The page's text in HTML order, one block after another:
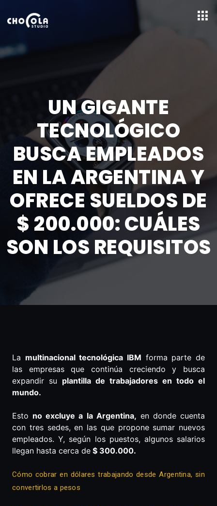
UN GIGANTE
TECNOLÓGICO
BUSCA EMPLEADOS
EN LA ARGENTINA Y
OFRECE SUELDOS DE
$ 200.000: CUÁLES
SON LOS REQUISITOS
La multinacional tecnológica IBM forma parte de
las empresas que continúa creciendo y busca
expandir su plantilla de trabajadores en todo el
mundo.
Esto no excluye a la Argentina, en donde cuenta
con tres sedes, en las que propone sumar nuevos
empleados. Y, según los puestos, algunos salarios
llegan hasta cerca de $ 300.000.
Cómo cobrar en dólares trabajando desde Argentina, sin
convertirlos a pesos